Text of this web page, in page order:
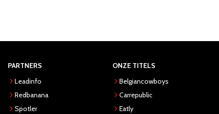
PARTNERS
Leadinfo
Redbanana
Spotler
ONZE TITELS
Belgiancowboys
Carrepublic
Eatly